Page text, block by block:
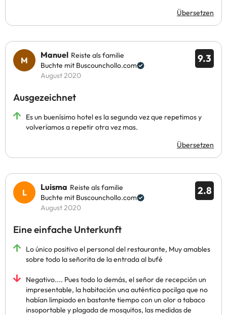
Übersetzen
9.3
Manuel Reiste als familie
Buchte mit Buscounchollo.com
August 2020
Ausgezeichnet
Es un buenísimo hotel es la segunda vez que repetimos y
volveríamos a repetir otra vez mas.
Übersetzen
2.8
Luisma Reiste als familie
Buchte mit Buscounchollo.com
August 2020
Eine einfache Unterkunft
Lo único positivo el personal del restaurante, Muy amables
sobre todo la señorita de la entrada al bufé
Negativo.... Pues todo lo demás, el señor de recepción un
impresentable, la habitación una auténtica pocilga que no
habían limpiado en bastante tiempo con un olor a tabaco
insoportable y plagada de mosquitos, las medidas de